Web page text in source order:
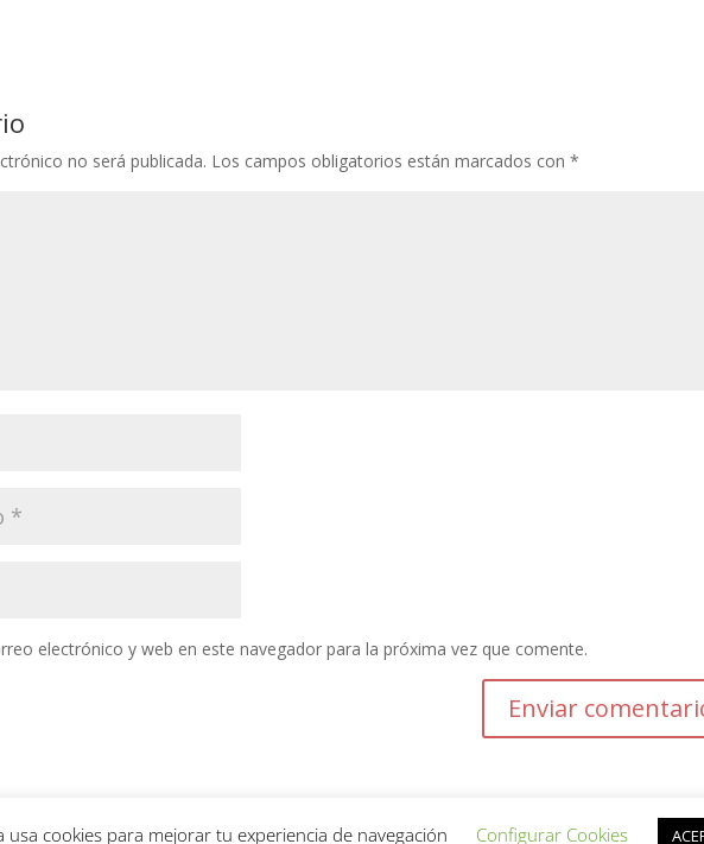
no será publicada. Los campos obligatorios están marcados con*
electrónico y web en este navegador para la próxima vez que comente.
usa cookies para mejorar tu experiencia de navegación Configurar Cookies